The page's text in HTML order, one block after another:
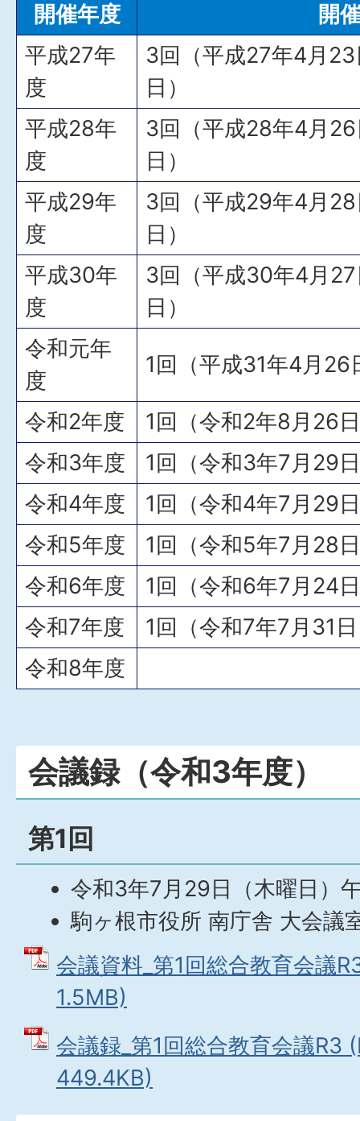
開催年度
開
平成27年
度
3回（平成27年4月
日）
平成28年
度
3回（平成28年4月
日）
平成29年
度
3回（平成29年4月
日）
平成30年
度
3回（平成30年4月
日）
令和元年
度
1回（平成31年4月
令和2年度
1回（令和2年8月26
令和3年度
1回（令和3年7月29
令和4年度
1回（令和4年7月29
令和5年度
1回（令和5年7月28
令和6年度
1回（令和6年7月24
令和7年度
1回（令和7年7月31
令和8年度
会議録（令和3年度）
第1回
令和3年7月29日（木曜日）
駒ヶ根市役所 南庁舎 大会議
会議資料_第1回総合教育会議
1.5MB)
会議録_第1回総合教育会議R3
449.4KB)